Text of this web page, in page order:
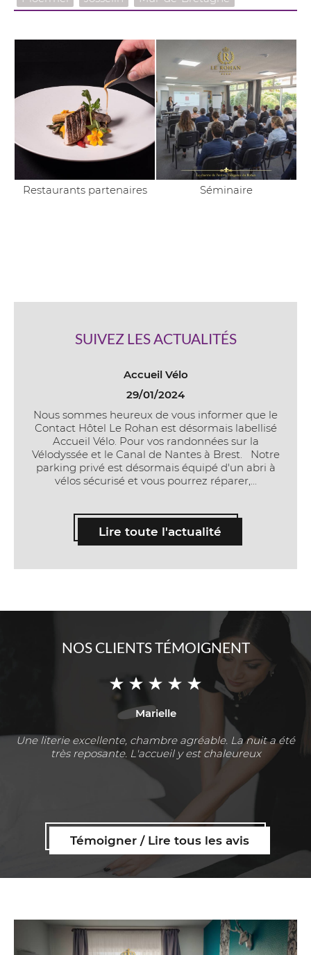
Restaurants partenaires Séminaire
SUIVEZ LES ACTUALITÉS
Accueil Vélo
29/01/2024
Nous sommes heureux de vous informer que le
Contact Hôtel Le Rohan est désormais labellisé
Accueil Vélo. Pour vos randonnées sur la
Vélodyssée et le Canal de Nantes à Brest. Notre
parking privé est désormais équipé d'un abri à
vélos sécurisé et vous pourrez réparer,...
Lire toute l'actualité
NOS CLIENTS TÉMOIGNENT
Marielle
Une literie excellente, chambre agréable. La nuit a été
très reposante. L'accueil y est chaleureux
Témoigner / Lire tous les avis